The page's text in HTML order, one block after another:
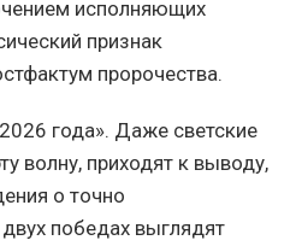
исполняющих
признак
пророчества.
года». Даже светские
волну, приходят к выводу,
о точно
победах выглядят